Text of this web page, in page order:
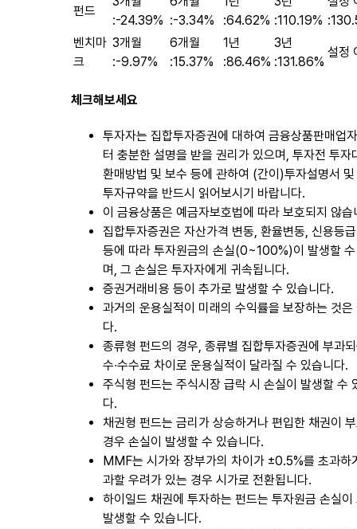
펀드
:-24.39% :-3.34%
:64.62% :110.19% :
벤치마
크
3개월
:-9.97%
6개월
:15.37%
1년
:86.46%
3년
:131.86%
설정
체크해보세요
투자자는 집합투자증권에 대하여 금융상품판매업
터 충분한 설명을 받을 권리가 있으며, 투자전 투자
환매방법 및 보수 등에 관하여 (간이)투자설명서
투자규약을 반드시 읽어보시기 바랍니다.
이 금융상품은 예금자보호법에 따라 보호되지 않습
집합투자증권은 자산가격 변동, 환율변동, 신용등
등에 따라 투자원금의 손실(0~100%)이 발생할
며, 그 손실은 투자자에게 귀속됩니다.
증권거래비용 등이 추가로 발생할 수 있습니다.
과거의 운용실적이 미래의 수익률을 보장하는 것은
다.
종류형 펀드의 경우, 종류별 집합투자증권에 부과
수∙수수료 차이로 운용실적이 달라질 수 있습니다.
주식형 펀드는 주식시장 급락 시 손실이 발생할 수
다.
채권형 펀드는 금리가 상승하거나 편입한 채권이
경우 손실이 발생할 수 있습니다.
MMF는 시가와 장부가의 차이가 ±0.5%를 초과하
과할 우려가 있는 경우 시가로 전환됩니다.
하이일드 채권에 투자하는 펀드는 투자원금 손실이
발생할 수 있습니다.